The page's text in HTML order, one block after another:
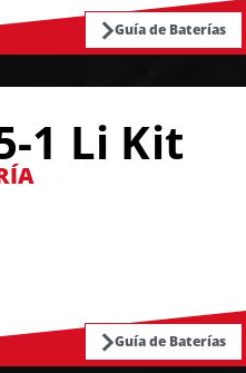
Guía de Baterías
1 Li Kit
Guía de Baterías